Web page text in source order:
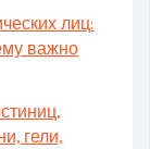
лиц:
важно
гели,